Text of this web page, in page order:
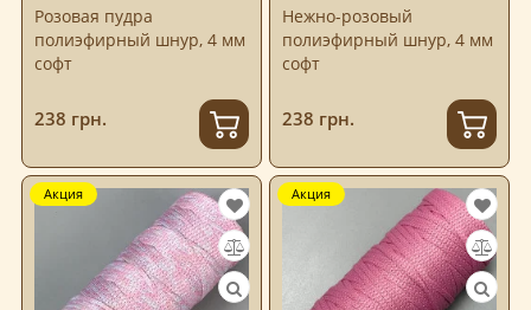
Розовая пудра
полиэфирный шнур, 4 мм
софт
238 грн.
Нежно-розовый
полиэфирный шнур, 4 мм
софт
238 грн.
Акция Акция